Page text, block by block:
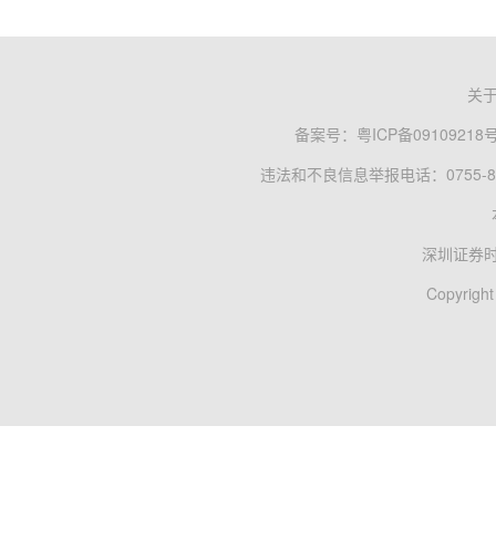
关
备案号： 粤ICP备09109218
违法和不良信息举报电话：0755-
深圳证券